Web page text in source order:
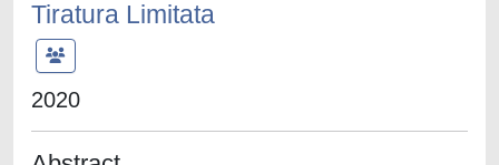
Tiratura Limitata
2020